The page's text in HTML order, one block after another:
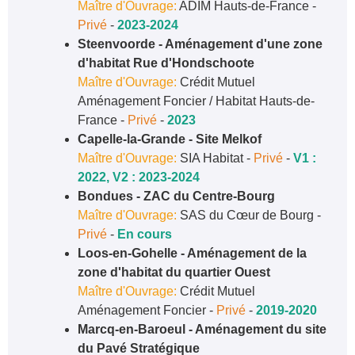
Maître d'Ouvrage: ADIM Hauts-de-France -
Privé - 2023-2024
Steenvoorde - Aménagement d'une zone
d'habitat Rue d'Hondschoote
Maître d'Ouvrage: Crédit Mutuel
Aménagement Foncier / Habitat Hauts-de-
France - Privé - 2023
Capelle-la-Grande - Site Melkof
Maître d'Ouvrage: SIA Habitat - Privé - V1 :
2022, V2 : 2023-2024
Bondues - ZAC du Centre-Bourg
Maître d'Ouvrage: SAS du Cœur de Bourg -
Privé - En cours
Loos-en-Gohelle - Aménagement de la
zone d'habitat du quartier Ouest
Maître d'Ouvrage: Crédit Mutuel
Aménagement Foncier - Privé - 2019-2020
Marcq-en-Baroeul - Aménagement du site
du Pavé Stratégique